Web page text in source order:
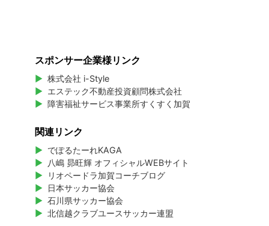
スポンサー企業様リンク
株式会社 i-Style
エステック不動産投資顧問株式会社
障害福祉サービス事業所すくすく加賀
関連リンク
でぽるたーれKAGA
八嶋 昴旺輝 オフィシャルWEBサイト
リオペードラ加賀コーチブログ
日本サッカー協会
石川県サッカー協会
北信越クラブユースサッカー連盟